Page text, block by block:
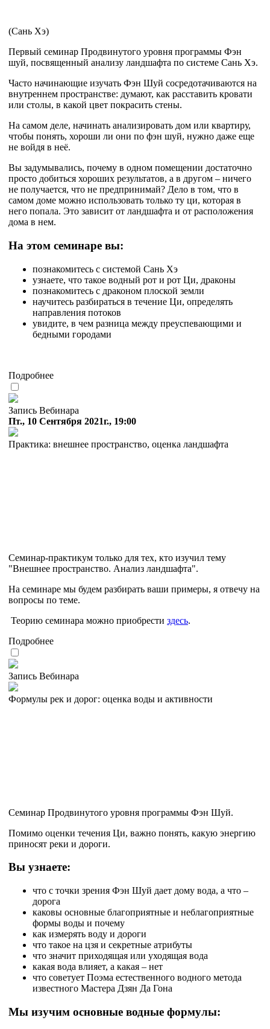
(Сань Хэ)
Первый семинар Продвинутого уровня программы Фэн
шуй, посвященный анализу ландшафта по системе Сань Хэ.
Часто начинающие изучать Фэн Шуй сосредотачиваются на
внутреннем пространстве: думают, как расставить кровати
или столы, в какой цвет покрасить стены.
На самом деле, начинать анализировать дом или квартиру,
чтобы понять, хороши ли они по фэн шуй, нужно даже еще
не войдя в неё.
Вы задумывались, почему в одном помещении достаточно
просто добиться хороших результатов, а в другом – ничего
не получается, что не предпринимай? Дело в том, что в
самом доме можно использовать только ту ци, которая в
него попала. Это зависит от ландшафта и от расположения
дома в нем.
На этом семинаре вы:
познакомитесь с системой Сань Хэ
узнаете, что такое водный рот и рот Ци, драконы
познакомитесь с драконом плоской земли
научитесь разбираться в течение Ци, определять
направления потоков
увидите, в чем разница между преуспевающими и
бедными городами
Подробнее
Запись Вебинара
Пт., 10 Сентября 2021г., 19:00
Практика: внешнее пространство, оценка ландшафта
Семинар-практикум только для тех, кто изучил тему
"Внешнее пространство. Анализ ландшафта".
На семинаре мы будем разбирать ваши примеры, я отвечу на
вопросы по теме.
Теорию семинара можно приобрести здесь.
Подробнее
Запись Вебинара
Формулы рек и дорог: оценка воды и активности
Семинар Продвинутого уровня программы Фэн Шуй.
Помимо оценки течения Ци, важно понять, какую энергию
приносят реки и дороги.
Вы узнаете:
что с точки зрения Фэн Шуй дает дому вода, а что –
дорога
каковы основные благоприятные и неблагоприятные
формы воды и почему
как измерять воду и дороги
что такое на цзя и секретные атрибуты
что значит приходящая или уходящая вода
какая вода влияет, а какая – нет
что советует Поэма естественного водного метода
известного Мастера Дзян Да Гона
Мы изучим основные водные формулы: